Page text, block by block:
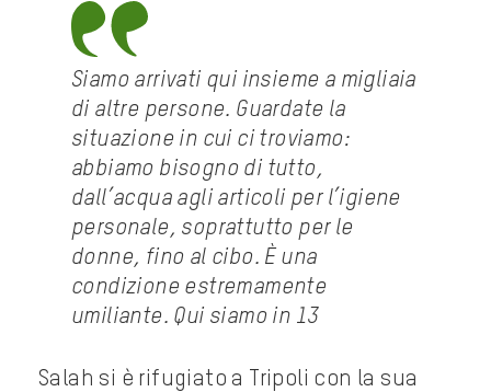
Siamo arrivati qui insieme a migliaia
di altre persone. Guardate la
situazione in cui ci troviamo:
abbiamo bisogno di tutto,
dall’acqua agli articoli per l’igiene
personale, soprattutto per le
donne, fino al cibo. È una
condizione estremamente
umiliante. Qui siamo in 13
Salah si è rifugiato a Tripoli con la sua